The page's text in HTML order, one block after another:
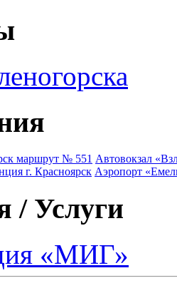
маршрут № 551 Автовокзал
г. Красноярск Аэропорт
/ Услуги
«МИГ»